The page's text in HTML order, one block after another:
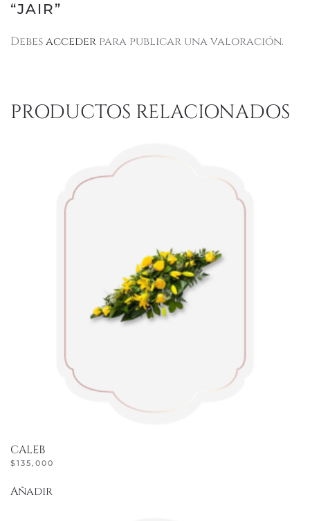
“JAIR”
Debesacceder para publicar una valoración.
PRODUCTOS RELACIONADOS
CALEB
$135,000
Añadir